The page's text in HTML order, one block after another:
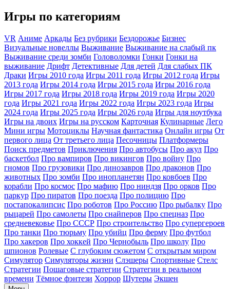
Игры по категориям
VR Аниме Аркады Без рубрики Бездорожье Бизнес
Визуальные новеллы Выживание Выживание на слабый пк
Выживание среди зомби Головоломки Гонки Гонки на
выживание Дрифт Детективные Для детей Для слабых ПК
Драки Игры 2010 года Игры 2011 года Игры 2012 года Игры
2013 года Игры 2014 года Игры 2015 года Игры 2016 года
Игры 2017 года Игры 2018 года Игры 2019 года Игры 2020
года Игры 2021 года Игры 2022 года Игры 2023 года Игры
2024 года Игры 2025 года Игры 2026 года Игры для ноутбука
Игры на двоих Игры на русском Карточная Кулинарные Лего
Мини игры Мотоциклы Научная фантастика Онлайн игры От
первого лица От третьего лица Песочницы Платформеры
Поиск предметов Приключения Про автобусы Про акул Про
баскетбол Про вампиров Про викингов Про войну Про
гномов Про грузовики Про динозавров Про драконов Про
животных Про зомби Про инопланетян Про ковбоев Про
корабли Про космос Про мафию Про ниндзя Про орков Про
паркур Про пиратов Про поезда Про полицию Про
постапокалипсис Про роботов Про Россию Про рыбалку Про
рыцарей Про самолеты Про снайперов Про спецназ Про
средневековье Про СССР Про строительство Про супергероев
Про танки Про тюрьму Про убийц Про ферму Про футбол
Про хакеров Про хоккей Про Чернобыль Про школу Про
шпионов Ролевые С глубоким сюжетом С открытым миром
Симулятор Симуляторы жизни Слэшеры Спортивные Стелс
Стратегии Пошаговые стратегии Стратегии в реальном
времени Тёмное фэнтези Хоррор Шутеры Экшен